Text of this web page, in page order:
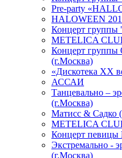
Pre-party
HALOWEEN
Концерт группы
METELICA
Концерт
(г.Москва)
«Дискотека ХХ
АССАИ
Танцевально –
(г.Москва)
Матисс & Садко
METELICA
Концерт
Экстремально -
(г.Москва)